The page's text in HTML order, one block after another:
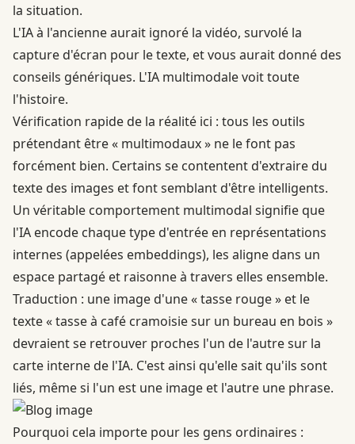
la situation.
L'IA à l'ancienne aurait ignoré la vidéo, survolé la
capture d'écran pour le texte, et vous aurait donné des
conseils génériques. L'IA multimodale voit toute
l'histoire.
Vérification rapide de la réalité ici : tous les outils
prétendant être « multimodaux » ne le font pas
forcément bien. Certains se contentent d'extraire du
texte des images et font semblant d'être intelligents.
Un véritable comportement multimodal signifie que
l'IA encode chaque type d'entrée en représentations
internes (appelées embeddings), les aligne dans un
espace partagé et raisonne à travers elles ensemble.
Traduction : une image d'une « tasse rouge » et le
texte « tasse à café cramoisie sur un bureau en bois »
devraient se retrouver proches l'un de l'autre sur la
carte interne de l'IA. C'est ainsi qu'elle sait qu'ils sont
liés, même si l'un est une image et l'autre une phrase.
Pourquoi cela importe pour les gens ordinaires :